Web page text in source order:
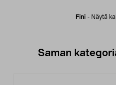
Fini- Näytä
Saman